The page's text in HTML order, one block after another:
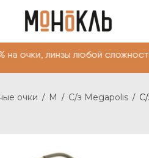
линзы любой
очки / M / C/з Megapolis /